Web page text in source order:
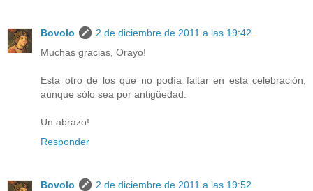
Bovolo
2 de diciembre de 2011 a las 19:42
Muchas gracias, Orayo!
Esta otro de los que no podía faltar en esta celebración,
aunque sólo sea por antigüedad.
Un abrazo!
Responder
Bovolo
2 de diciembre de 2011 a las 19:52